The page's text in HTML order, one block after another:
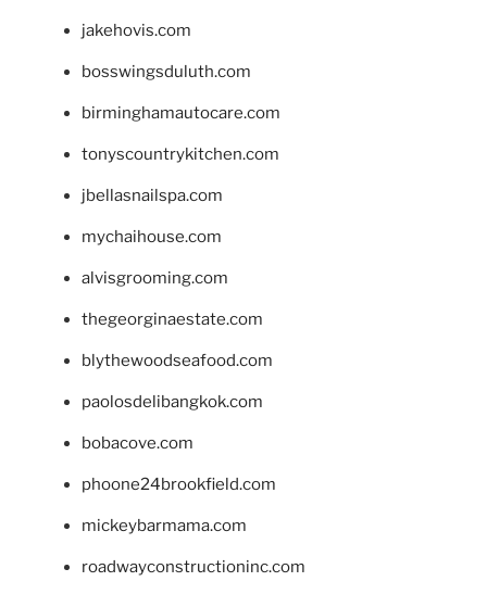
jakehovis.com
bosswingsduluth.com
birminghamautocare.com
tonyscountrykitchen.com
jbellasnailspa.com
mychaihouse.com
alvisgrooming.com
thegeorginaestate.com
blythewoodseafood.com
paolosdelibangkok.com
bobacove.com
phoone24brookfield.com
mickeybarmama.com
roadwayconstructioninc.com